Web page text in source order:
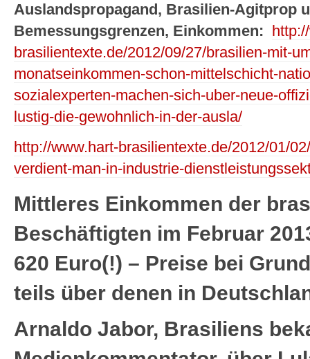
Auslandspropagand, Brasilien-Agitprop
Bemessungsgrenzen, Einkommen:
brasilientexte.de/2012/09/27/brasilien-mit-
monatseinkommen-schon-mittelschicht-
sozialexperten-machen-sich-uber-neue-
lustig-die-gewohnlich-in-der-ausla/
http://www.hart-brasilientexte.de/2012/01/
verdient-man-in-industrie-
Mittleres Einkommen der
Beschäftigten im Februar
620 Euro(!) – Preise bei
teils über denen in
Arnaldo Jabor, Brasiliens